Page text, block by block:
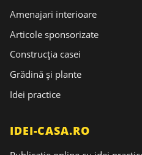
Amenajari interioare
Articole sponsorizate
Construcția casei
Grădină și plante
Idei practice
IDEI-CASA.RO